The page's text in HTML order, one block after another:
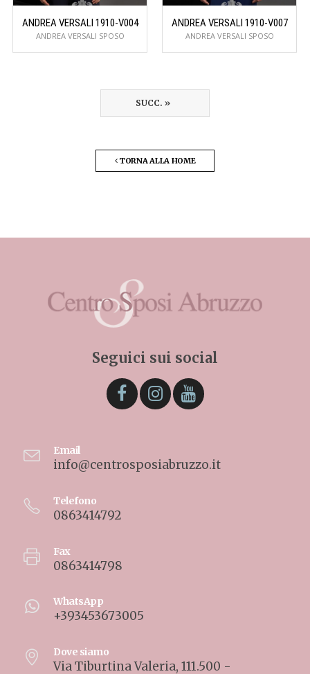
ANDREA VERSALI 1910-V004
ANDREA VERSALI SPOSO
ANDREA VERSALI 1910-V007
ANDREA VERSALI SPOSO
SUCC. »
TORNA ALLA HOME
Seguici sui social
Email
info@centrosposiabruzzo.it
Telefono
0863414792
Fax
0863414798
WhatsApp
+393453673005
Dove siamo
Via Tiburtina Valeria, 111.500 -